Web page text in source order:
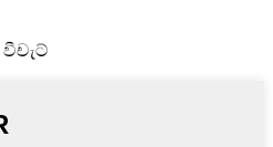
වීචැට්